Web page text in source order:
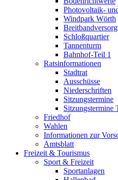
Photovoltaik-
Windpark Wörth
Schloßquartier
Tannenturm
Bahnhof-Teil 1
Ratsinformationen
Stadtrat
Ausschüsse
Niederschriften
Sitzungstermine
Sitzungstermine
Friedhof
Wahlen
Informationen zur
Amtsblatt
Freizeit & Tourismus
Sport & Freizeit
Sportanlagen